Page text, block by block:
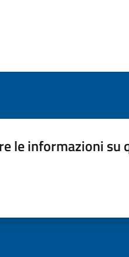
le informazioni su